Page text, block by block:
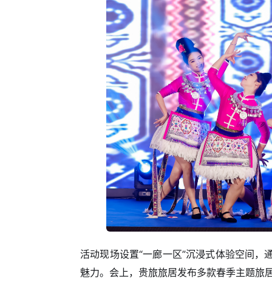
活动现场设置“一廊一区”沉浸式体验空间
魅力。会上，贵旅旅居发布多款春季主题旅